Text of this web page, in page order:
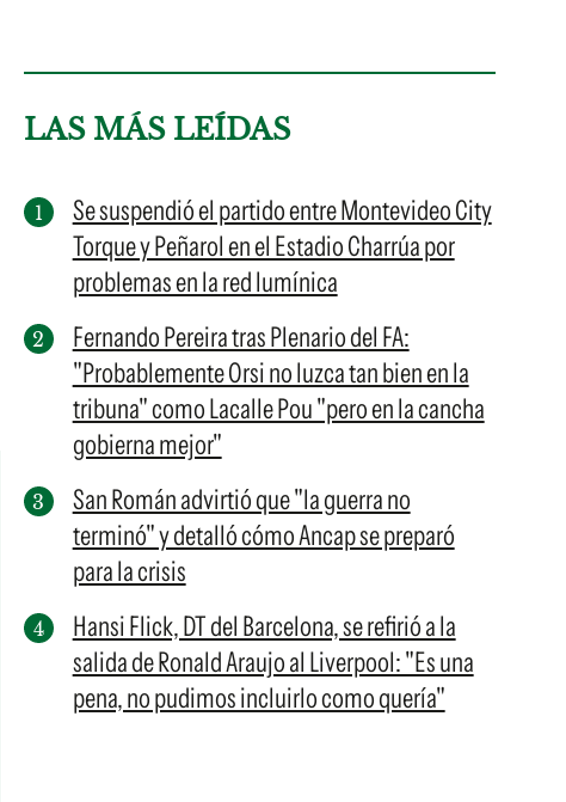
LAS MÁS LEÍDAS
Se suspendió el partido entre Montevideo City
Torque y Peñarol en el Estadio Charrúa por
problemas en la red lumínica
Fernando Pereira tras Plenario del FA:
"Probablemente Orsi no luzca tan bien en la
tribuna" como Lacalle Pou "pero en la cancha
gobierna mejor"
San Román advirtió que "la guerra no
terminó" y detalló cómo Ancap se preparó
para la crisis
Hansi Flick, DT del Barcelona, se refirió a la
salida de Ronald Araujo al Liverpool: "Es una
pena, no pudimos incluirlo como quería"